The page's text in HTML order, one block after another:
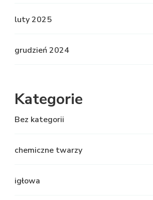
luty 2025
grudzień 2024
Kategorie
Bez kategorii
chemiczne twarzy
igłowa